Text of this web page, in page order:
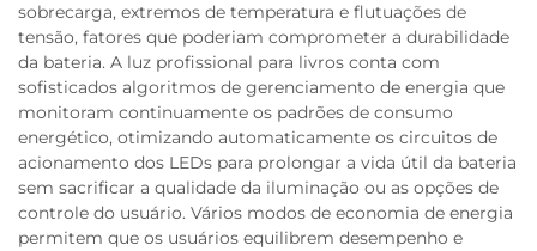
sobrecarga, extremos de temperatura e flutuações de
tensão, fatores que poderiam comprometer a durabilidade
da bateria. A luz profissional para livros conta com
sofisticados algoritmos de gerenciamento de energia que
monitoram continuamente os padrões de consumo
energético, otimizando automaticamente os circuitos de
acionamento dos LEDs para prolongar a vida útil da bateria
sem sacrificar a qualidade da iluminação ou as opções de
controle do usuário. Vários modos de economia de energia
permitem que os usuários equilibrem desempenho e